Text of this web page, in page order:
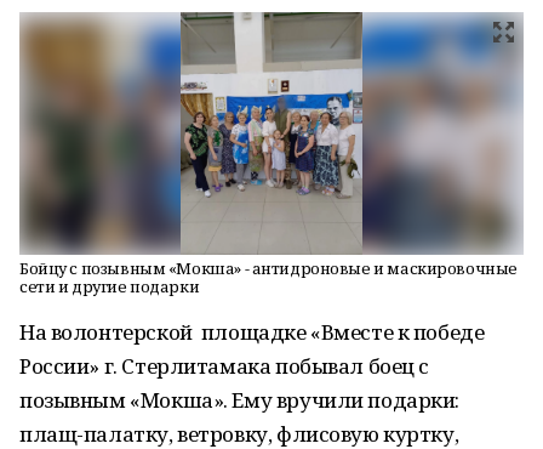
Бойцу с позывным «Мокша» - антидроновые и маскировочные
сети и другие подарки
На волонтерской площадке «Вместе к победе
России» г. Стерлитамака побывал боец с
позывным «Мокша». Ему вручили подарки:
плащ-палатку, ветровку, флисовую куртку,